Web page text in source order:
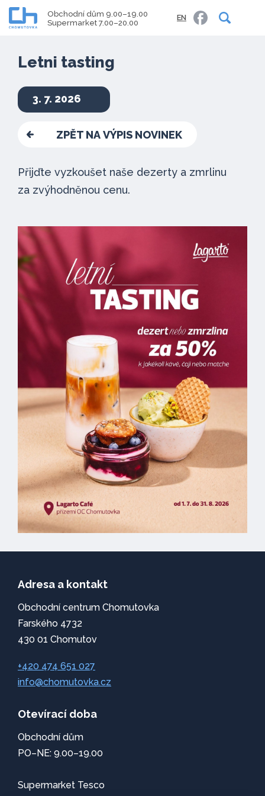
Obchodní dům 9.00–19.00
Supermarket 7.00–20.00
EN
Letni tasting
3. 7. 2026
ZPĚT NA VÝPIS NOVINEK
Přijďte vyzkoušet naše dezerty a zmrlinu
za zvýhodněnou cenu.
Adresa a kontakt
Obchodní centrum Chomutovka
Farského 4732
430 01 Chomutov
+420 474 651 027
info@chomutovka.cz
Otevírací doba
Obchodní dům
PO–NE: 9.00–19.00
Supermarket Tesco